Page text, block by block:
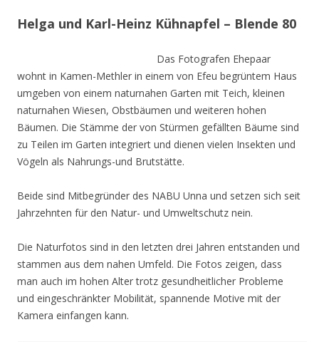
Helga und Karl-Heinz Kühnapfel – Blende 80
Das Fotografen Ehepaar
wohnt in Kamen-Methler in einem von Efeu begrüntem Haus
umgeben von einem naturnahen Garten mit Teich, kleinen
naturnahen Wiesen, Obstbäumen und weiteren hohen
Bäumen. Die Stämme der von Stürmen gefällten Bäume sind
zu Teilen im Garten integriert und dienen vielen Insekten und
Vögeln als Nahrungs-und Brutstätte.
Beide sind Mitbegründer des NABU Unna und setzen sich seit
Jahrzehnten für den Natur- und Umweltschutz nein.
Die Naturfotos sind in den letzten drei Jahren entstanden und
stammen aus dem nahen Umfeld. Die Fotos zeigen, dass
man auch im hohen Alter trotz gesundheitlicher Probleme
und eingeschränkter Mobilität, spannende Motive mit der
Kamera einfangen kann.